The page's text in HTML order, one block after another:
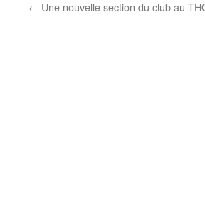
← Une nouvelle section du club au